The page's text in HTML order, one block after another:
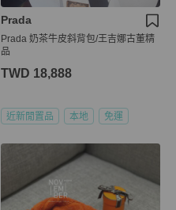
Prada
Prada 奶茶牛皮斜背包/王吉娜古董精
品
TWD 18,888
近新閒置品 本地 免運